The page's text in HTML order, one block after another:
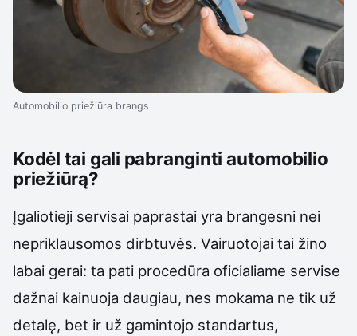
Automobilio priežiūra brangs
Kodėl tai gali pabranginti automobilio
priežiūrą?
Įgaliotieji servisai paprastai yra brangesni nei
nepriklausomos dirbtuvės. Vairuotojai tai žino
labai gerai: ta pati procedūra oficialiame servise
dažnai kainuoja daugiau, nes mokama ne tik už
detalę, bet ir už gamintojo standartus,